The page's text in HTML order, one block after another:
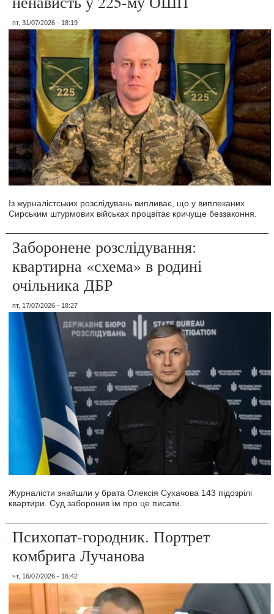
пт, 31/07/2026 - 18:19
Із журналістських розслідувань випливає, що у виплеканих
Сирським штурмових військах процвітає кричуще беззаконня.
Заборонене розслідування:
квартирна «схема» в родині
очільника ДБР
пт, 17/07/2026 - 18:27
Журналісти знайшли у брата Олексія Сухачова 143 підозрілі
квартири. Суд заборонив їм про це писати.
Психопат-городник. Портрет
комбрига Лучанова
чт, 16/07/2026 - 16:42